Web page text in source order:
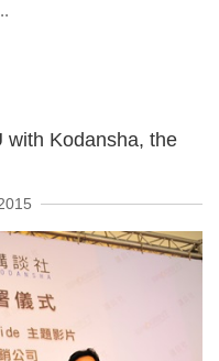
with Kodansha, the